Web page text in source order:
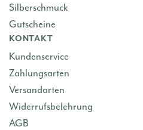
Silberschmuck
Gutscheine
KONTAKT
Kundenservice
Zahlungsarten
Versandarten
Widerrufsbelehrung
AGB